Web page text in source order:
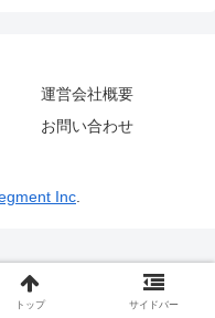
運営会社概要
お問い合わせ
Inc
トップ サイドバー